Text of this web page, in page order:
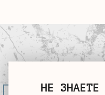
НЕ ЗНАЕТЕ